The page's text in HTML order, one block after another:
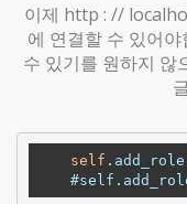
이제 http : //
에 연결할 수 있어
수 있기를 원하지 않
self .add_role
#self